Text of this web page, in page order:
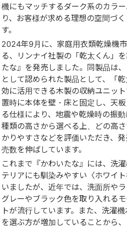
機にもマッチするダーク系のカラ
り、お客様が求める理想の空間づ
す。
2024年9月に、家庭用衣類乾燥機
る、リンナイ社製の「乾太くん」
たな』を発売しました。同製品は
として認められた製品として、「
効に活用できる木製の収納ユニッ
置時に本体を壁・床と固定し、天
る仕様により、地震や乾燥時の振
種類の高さから選べる上、どの高
かりやすさなどを評価いただき、
売数を伸ばしています。
これまで『かわいたな』には、洗
テリアにも馴染みやすい〈ホワイ
いましたが、近年では、洗面所や
グレーやブラック色を取り入れる
トが流行しています。また、洗濯
を選ぶ方が増加していることから